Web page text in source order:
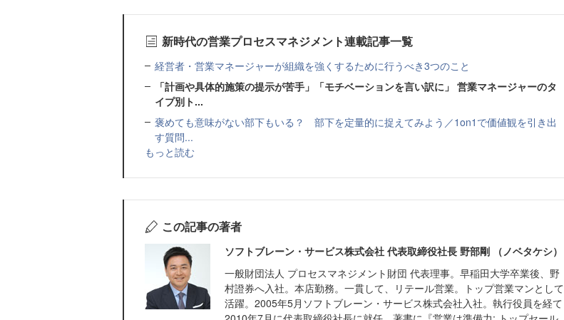
新時代の営業プロセスマネジメント連載記事一覧
経営者・営業マネージャーが組織を強くするために行うべき3つのこと
「計画や具体的施策の提示が苦手」「モチベーションを言い訳に」 営業マネージャーのタ
イプ別ト...
褒めても意味がない部下もいる？ 部下を定量的に捉えてみよう／1on1で価値観を引き出
す質問...
もっと読む
この記事の著者
ソフトブレーン・サービス株式会社 代表取締役社長 野部剛 （ノベタケシ）
一般財団法人 プロセスマネジメント財団 代表理事。早稲田大学卒業後、野
村證券へ入社。本店勤務。一貫して、リテール営業。トップ営業マンとして
活躍。2005年5月ソフトブレーン・サービス株式会社入社。執行役員を経て